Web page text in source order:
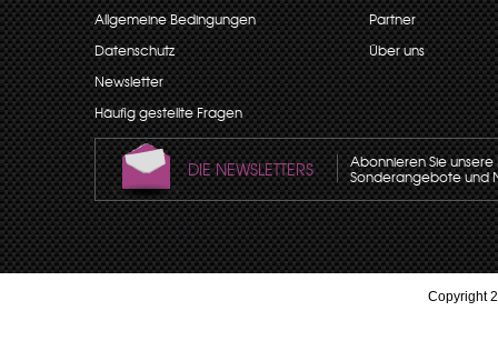
Allgemeine Bedingungen
Datenschutz
Newsletter
Häufig gestellte Fragen
Partner
Über uns
DIE NEWSLETTERS Abonnieren Sie
Sonderangebote und
Copyright